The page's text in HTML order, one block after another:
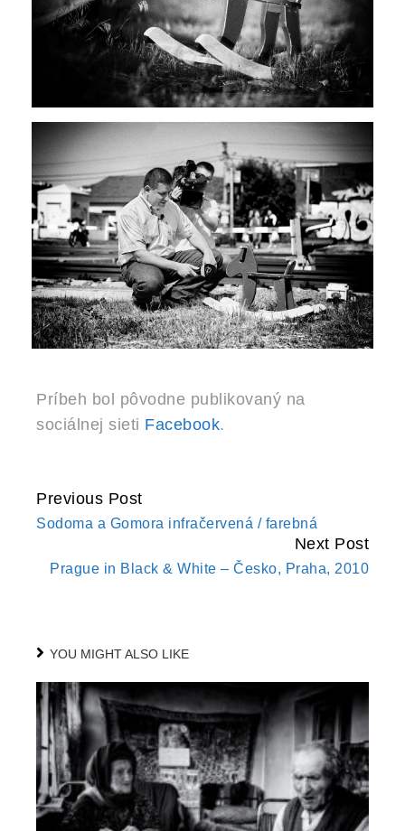
Príbeh bol pôvodne publikovaný na
sociálnej sieti Facebook.
CONTINUE
READING
Previous Post
Sodoma a Gomora infračervená / farebná
Next Post
Prague in Black & White – Česko, Praha, 2010
YOU MIGHT ALSO LIKE